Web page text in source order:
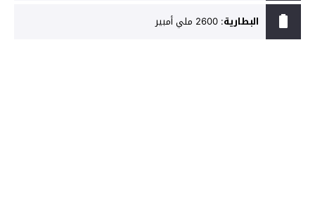
البطارية: 2600 ملي أمبير